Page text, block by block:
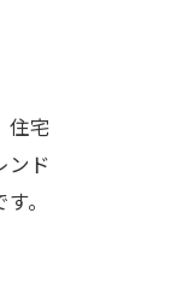
住宅
ンド
。